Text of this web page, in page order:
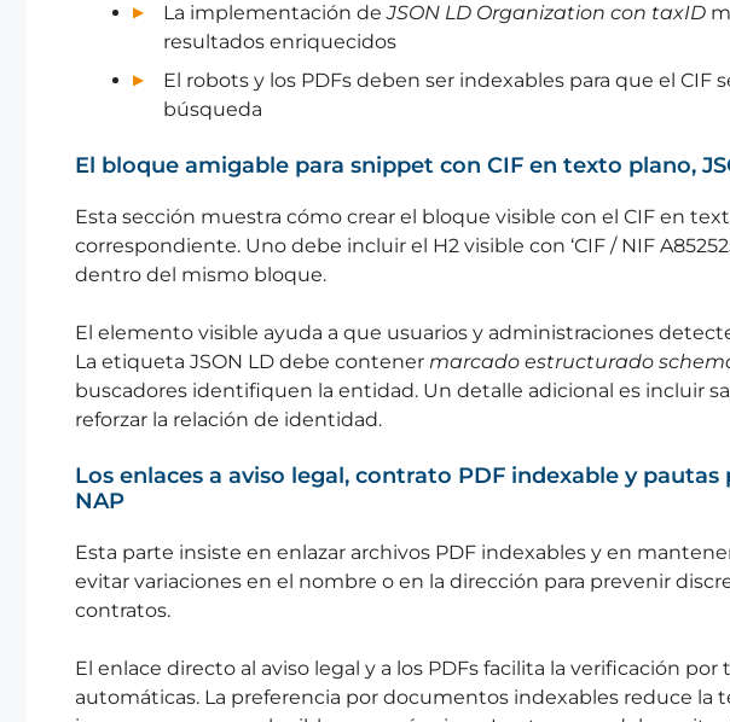
La implementación deJSON LD Organization con taxID
resultados enriquecidos
El robots y los PDFs deben ser indexables para que el CIF
búsqueda
El bloque amigable para snippet con CIF en texto plano,
Esta sección muestra cómo crear el bloque visible con el CIF en
correspondiente. Uno debe incluir el H2 visible con ‘CIF / NIF
dentro del mismo bloque.
El elemento visible ayuda a que usuarios y administraciones
La etiqueta JSON LD debe contener marcado estructurado
buscadores identifiquen la entidad. Un detalle adicional es incluir
reforzar la relación de identidad.
Los enlaces a aviso legal, contrato PDF indexable y
NAP
Esta parte insiste en enlazar archivos PDF indexables y en
evitar variaciones en el nombre o en la dirección para prevenir
contratos.
El enlace directo al aviso legal y a los PDFs facilita la verificación
automáticas. La preferencia por documentos indexables reduce la